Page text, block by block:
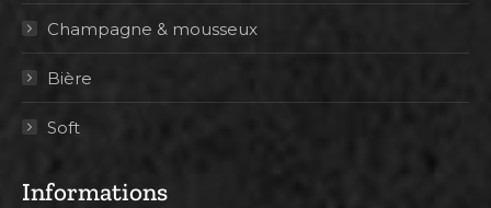
Champagne & mousseux
Bière
Soft
Informations